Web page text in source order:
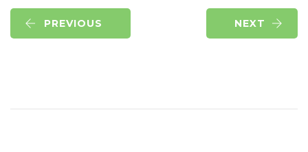
PREVIOUS NEXT